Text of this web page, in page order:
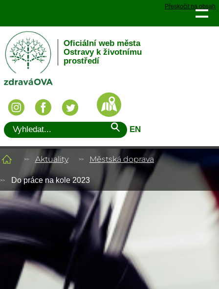
Přeskočit na obsah
Oficiální web města
Ostravy k životnímu
prostředí
EN
Aktuality Městská doprava
Do práce na kole 2023